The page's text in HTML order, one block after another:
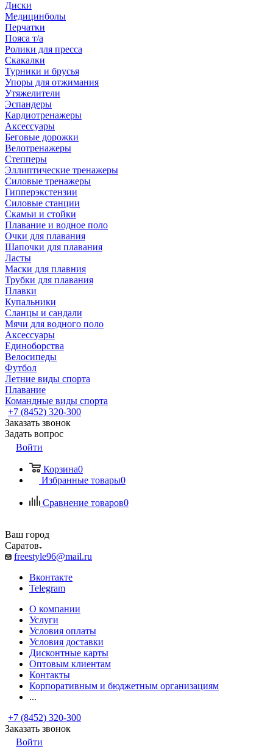
Диски
Медицинболы
Перчатки
Пояса т/а
Ролики для пресса
Скакалки
Турники и брусья
Упоры для отжимания
Утяжелители
Эспандеры
Кардиотренажеры
Аксессуары
Беговые дорожки
Велотренажеры
Степперы
Эллиптические тренажеры
Силовые тренажеры
Гипперэкстензии
Силовые станции
Скамьи и стойки
Плавание и водное поло
Очки для плавания
Шапочки для плавания
Ласты
Маски для плавния
Трубки для плавания
Плавки
Купальники
Сланцы и сандали
Мячи для водного поло
Аксессуары
Единоборства
Велосипеды
Футбол
Летние виды спорта
Плавание
Командные виды спорта
+7 (8452) 320-300
Заказать звонок
Задать вопрос
Войти
Корзина0
Избранные товары0
Сравнение товаров0
Ваш город
Саратов
freestyle96@mail.ru
Вконтакте
Telegram
О компании
Услуги
Условия оплаты
Условия доставки
Дисконтные карты
Оптовым клиентам
Контакты
Корпоративным и бюджетным организациям
...
+7 (8452) 320-300
Заказать звонок
Войти